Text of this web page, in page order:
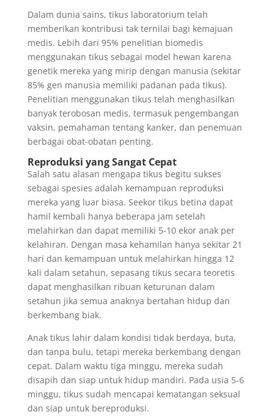
Dalam dunia sains, tikus laboratorium telah
memberikan kontribusi tak ternilai bagi kemajuan
medis. Lebih dari 95% penelitian biomedis
menggunakan tikus sebagai model hewan karena
genetik mereka yang mirip dengan manusia (sekitar
85% gen manusia memiliki padanan pada tikus).
Penelitian menggunakan tikus telah menghasilkan
banyak terobosan medis, termasuk pengembangan
vaksin, pemahaman tentang kanker, dan penemuan
berbagai obat-obatan penting.
Reproduksi yang Sangat Cepat
Salah satu alasan mengapa tikus begitu sukses
sebagai spesies adalah kemampuan reproduksi
mereka yang luar biasa. Seekor tikus betina dapat
hamil kembali hanya beberapa jam setelah
melahirkan dan dapat memiliki 5-10 ekor anak per
kelahiran. Dengan masa kehamilan hanya sekitar 21
hari dan kemampuan untuk melahirkan hingga 12
kali dalam setahun, sepasang tikus secara teoretis
dapat menghasilkan ribuan keturunan dalam
setahun jika semua anaknya bertahan hidup dan
berkembang biak.
Anak tikus lahir dalam kondisi tidak berdaya, buta,
dan tanpa bulu, tetapi mereka berkembang dengan
cepat. Dalam waktu tiga minggu, mereka sudah
disapih dan siap untuk hidup mandiri. Pada usia 5-6
minggu, tikus sudah mencapai kematangan seksual
dan siap untuk bereproduksi.